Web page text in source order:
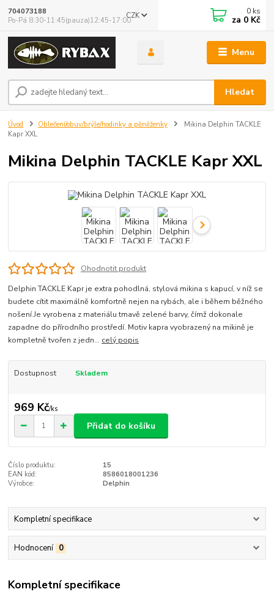
Menu
CZK
Hledat
704073188
Po-Pá 8:30-11:45(pauza)12:45-17:00
0 ks
za 0 Kč
Úvod Oblečení/obuv/brýle/hodinky a pěněženky
Mikina Delphin TACKLE
Kapr XXL
Mikina Delphin TACKLE Kapr XXL
Ohodnotit produkt
Delphin TACKLE Kapr je extra pohodlná, stylová mikina s kapucí, v níž se
budete cítit maximálně komfortně nejen na rybách, ale i během běžného
nošení.Je vyrobena z materiálu tmavě zelené barvy, čímž dokonale
zapadne do přírodního prostředí. Motiv kapra vyobrazený na mikině je
kompletně tvořen z jedn... celý popis
Dostupnost Skladem
969 Kč/ks
Přidat do košíku
Číslo produktu:
15
EAN kód:
8586018001236
Výrobce:
Delphin
Kompletní specifikace
Hodnocení 0
Kompletní specifikace